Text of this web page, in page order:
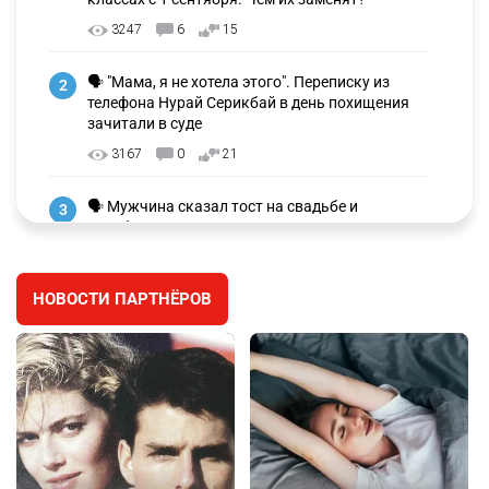
3247 6 15
2
🗣 "Мама, я не хотела этого". Переписку из
телефона Нурай Серикбай в день похищения
зачитали в суде
3167 0 21
3
🗣 Мужчина сказал тост на свадьбе и
заработал уголовное дело
🐏 Скота больше, а мясо дороже. Почему в
Казахстане продолжают расти цены на
баранину и конину
2641
5
⚠️ Доброе утро, друзья! Предлагаем обзор
главных новостей за 4 августа
2772 0 1
НОВОСТИ ПАРТНЁРОВ